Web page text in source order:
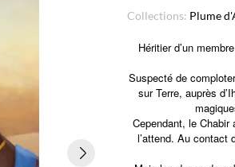
Collections: Plume
Héritier d’un
Suspecté de
sur Terre, auprès
Cependant, le
l’attend. Au contact